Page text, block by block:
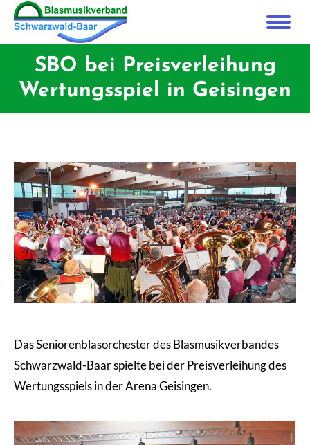
SBO bei Preisverleihung
Wertungsspiel in Geisingen
Das Seniorenblasorchester des Blasmusikverbandes
Schwarzwald-Baar spielte bei der Preisverleihung des
Wertungsspiels in der Arena Geisingen.